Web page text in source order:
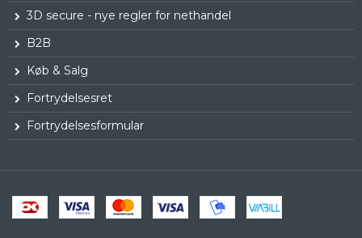
3D secure - nye regler for nethandel
B2B
Køb & Salg
Fortrydelsesret
Fortrydelsesformular